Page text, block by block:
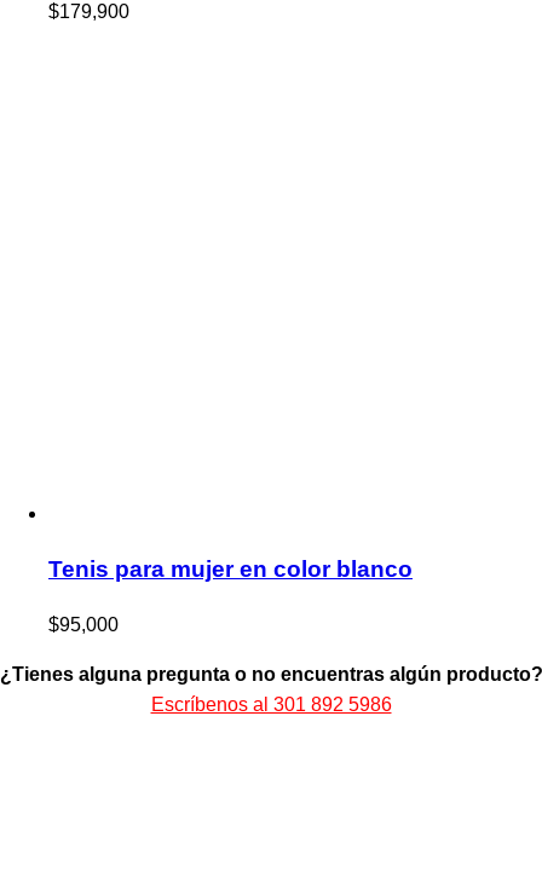
$179,900
Tenis para mujer en color blanco
$95,000
¿Tienes alguna pregunta o no encuentras algún producto?
Escríbenos al 301 892 5986